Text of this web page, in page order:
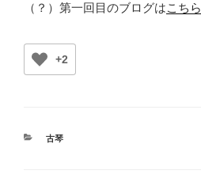
（？）第一回目のブログはこちら
+2
カ
古琴